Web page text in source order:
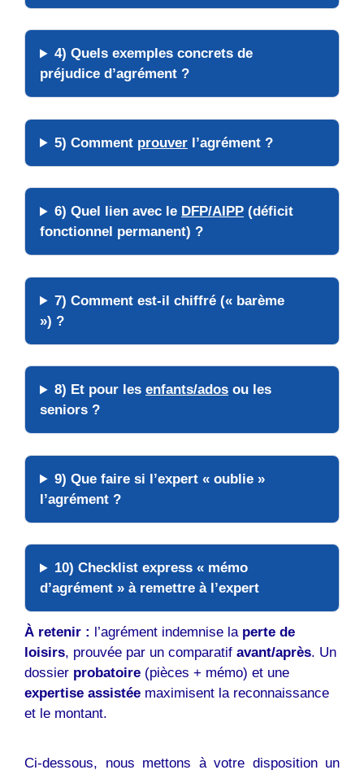
4) Quels exemples concrets de
préjudice d’agrément ?
5) Comment prouver l’agrément ?
6) Quel lien avec le DFP/AIPP (déficit
fonctionnel permanent) ?
7) Comment est-il chiffré (« barème
») ?
8) Et pour lesenfants/ados ou les
seniors ?
9) Que faire si l’expert « oublie »
l’agrément ?
10) Checklist express « mémo
d’agrément » à remettre à l’expert
À retenir : l’agrément indemnise la perte de
loisirs, prouvée par un comparatif avant/après. Un
dossier probatoire (pièces + mémo) et une
expertise assistée maximisent la reconnaissance
et le montant.
Ci-dessous, nous mettons à votre disposition un